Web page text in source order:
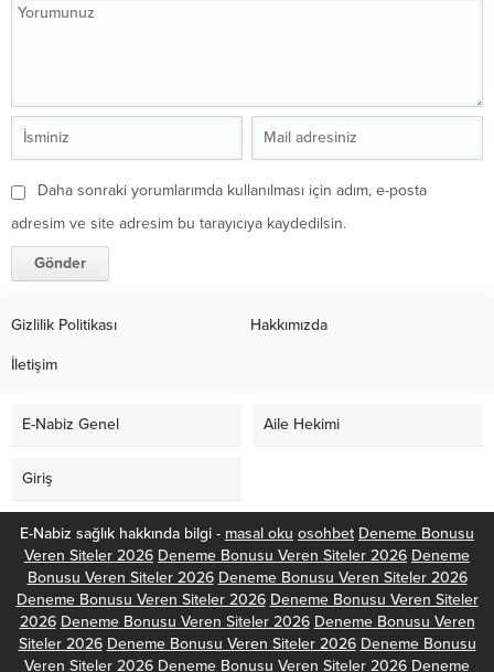
Daha sonraki yorumlarımda kullanılması için adım, e-posta
adresim ve site adresim bu tarayıcıya kaydedilsin.
Gizlilik Politikası Hakkımızda
İletişim
E-Nabiz Genel Aile Hekimi
Giriş
E-Nabiz sağlık hakkında bilgi - masal oku osohbet Deneme Bonusu
Veren Siteler 2026 Deneme Bonusu Veren Siteler 2026 Deneme
Bonusu Veren Siteler 2026 Deneme Bonusu Veren Siteler 2026
Deneme Bonusu Veren Siteler 2026 Deneme Bonusu Veren Siteler
2026 Deneme Bonusu Veren Siteler 2026 Deneme Bonusu Veren
Siteler 2026 Deneme Bonusu Veren Siteler 2026 Deneme Bonusu
Veren Siteler 2026 Deneme Bonusu Veren Siteler 2026 Deneme